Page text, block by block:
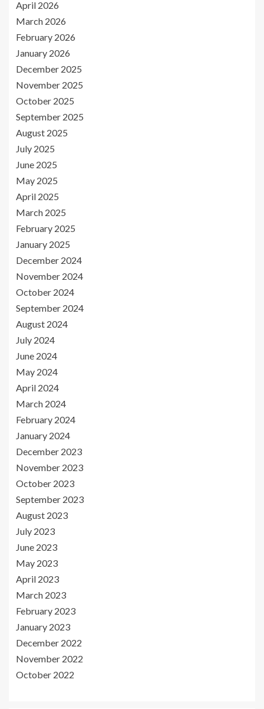
April 2026
March 2026
February 2026
January 2026
December 2025
November 2025
October 2025
September 2025
August 2025
July 2025
June 2025
May 2025
April 2025
March 2025
February 2025
January 2025
December 2024
November 2024
October 2024
September 2024
August 2024
July 2024
June 2024
May 2024
April 2024
March 2024
February 2024
January 2024
December 2023
November 2023
October 2023
September 2023
August 2023
July 2023
June 2023
May 2023
April 2023
March 2023
February 2023
January 2023
December 2022
November 2022
October 2022